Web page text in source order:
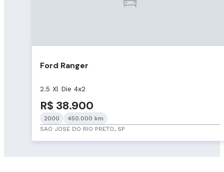
Ford Ranger
2.5 Xl Die 4x2
R$ 38.900
2000
450.000 km
SAO JOSE DO RIO PRETO, SP